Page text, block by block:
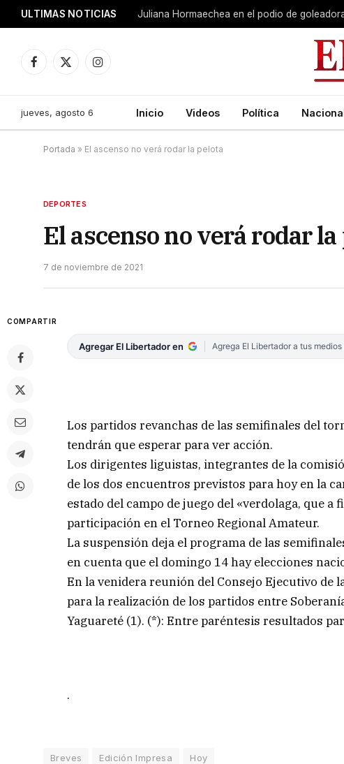
ULTIMAS NOTICIAS Juliana Hormaechea en el podio de
Facebook
X
Instagram
jueves, agosto 6 Inicio Videos Política
Portada » El ascenso no verá rodar la pelota
DEPORTES
El ascenso no verá rodar
7 de noviembre de 2021
COMPARTIR
Agregar El Libertador en Agrega El Libertador a tus
Los partidos revanchas de las semifinales del
tendrán que esperar para ver acción.
Los dirigentes liguistas, integrantes de la
de los dos encuentros previstos para hoy en la
estado del campo de juego del «verdolaga, que
participación en el Torneo Regional Amateur.
La suspensión deja el programa de las
en cuenta que el domingo 14 hay elecciones
En la venidera reunión del Consejo Ejecutivo de
para la realización de los partidos entre
Yaguareté (1). (*): Entre paréntesis resultados
.
Breves Edición Impresa Hoy